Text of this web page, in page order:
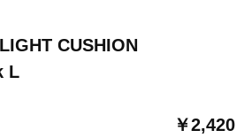
CUSHION
L
￥2,420